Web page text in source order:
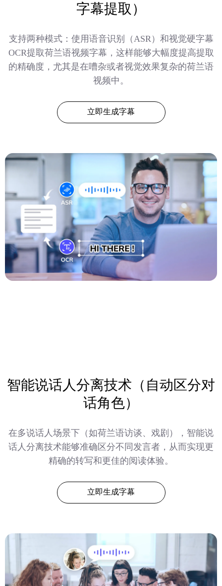
字幕提取）
支持两种模式：使用语音识别（ASR）和视觉硬字幕
OCR提取荷兰语视频字幕，这样能够大幅度提高提取
的精确度，尤其是在嘈杂或者视觉效果复杂的荷兰语
视频中。
立即生成字幕
智能说话人分离技术（自动区分对
话角色）
在多说话人场景下（如荷兰语访谈、戏剧），智能说
话人分离技术能够准确区分不同发言者，从而实现更
精确的转写和更佳的阅读体验。
立即生成字幕